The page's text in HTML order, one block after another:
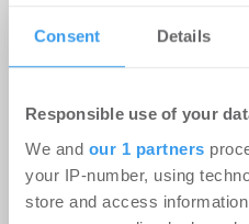
Consent Details
Responsible use of your
We and our 1 partners
your IP-number, using
store and access
registriert, erstellen Sie
kostenlosen Account, um